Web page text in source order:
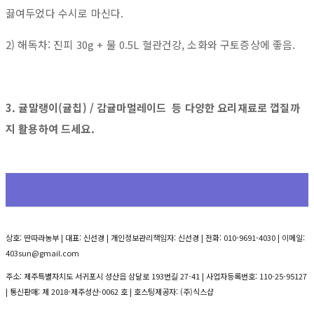
끓여두었다 수시로 마신다.
2) 해독차: 진피 30g + 물 0.5L 혈관건강, 소화와 구토증상에 좋음.
3. 귤말랭이(귤칩) / 감귤마멀레이드 등 다양한 요리재료로 껍질까
지 활용하여 드세요.
상호: 딴따라농부 | 대표: 신선경 | 개인정보관리책임자: 신선경 | 전화: 010-9691-4030 | 이메일:
403sun@gmail.com
주소: 제주특별자치도 서귀포시 성산읍 삼달로 193번길 27-41 | 사업자등록번호: 110-25-95127
| 통신판매:제 2018-제주성산-0062 호 | 호스팅제공자: (주)식스샵